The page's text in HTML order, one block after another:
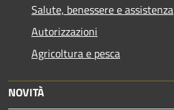
Salute, benessere e assistenza
Autorizzazioni
Agricoltura e pesca
NOVITÀ